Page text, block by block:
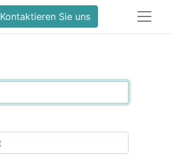
Kontaktieren Sie uns